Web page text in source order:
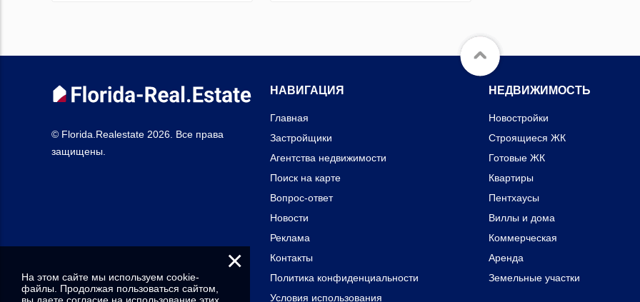
© Florida.Realestate 2026. Все права
защищены.
НАВИГАЦИЯ
Главная
Застройщики
Агентства недвижимости
Поиск на карте
Вопрос-ответ
Новости
Реклама
Контакты
Политика конфиденциальности
Условия использования
НЕДВИЖИМОСТЬ
Новостройки
Строящиеся ЖК
Готовые ЖК
Квартиры
Пентхаусы
Виллы и дома
Коммерческая
Аренда
Земельные участки
×
На этом сайте мы используем cookie-
файлы. Продолжая пользоваться сайтом,